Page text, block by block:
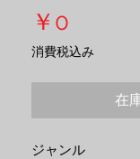
￥0
格
消費税込み
在
ジャンル